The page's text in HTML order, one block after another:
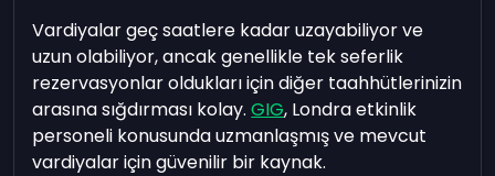
Vardiyalar geç saatlere kadar uzayabiliyor ve
uzun olabiliyor, ancak genellikle tek seferlik
rezervasyonlar oldukları için diğer taahhütlerinizin
arasına sığdırması kolay.GIG, Londra etkinlik
personeli konusunda uzmanlaşmış ve mevcut
vardiyalar için güvenilir bir kaynak.